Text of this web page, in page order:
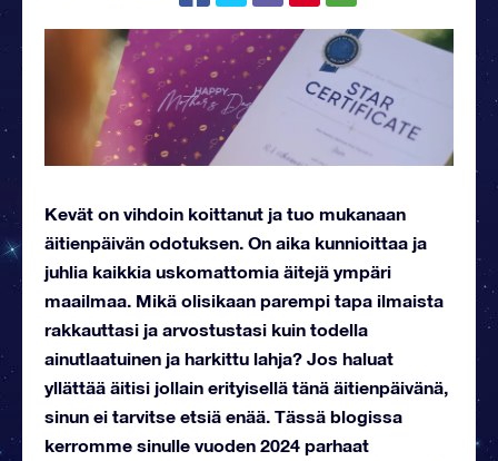
Kevät on vihdoin koittanut ja tuo mukanaan
äitienpäivän odotuksen. On aika kunnioittaa ja
juhlia kaikkia uskomattomia äitejä ympäri
maailmaa. Mikä olisikaan parempi tapa ilmaista
rakkauttasi ja arvostustasi kuin todella
ainutlaatuinen ja harkittu lahja? Jos haluat
yllättää äitisi jollain erityisellä tänä äitienpäivänä,
sinun ei tarvitse etsiä enää. Tässä blogissa
kerromme sinulle vuoden 2024 parhaat